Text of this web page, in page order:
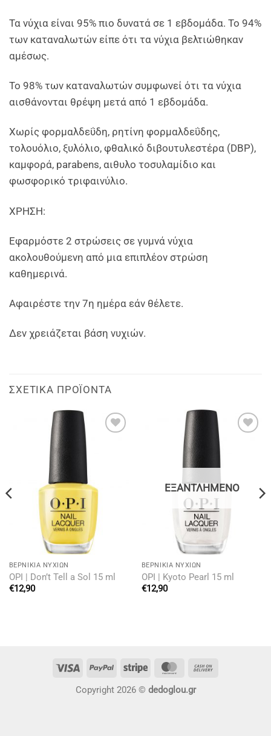
Τα νύχια είναι 95% πιο δυνατά σε 1 εβδομάδα. Το 94%
των καταναλωτών είπε ότι τα νύχια βελτιώθηκαν
αμέσως.
Το 98% των καταναλωτών συμφωνεί ότι τα νύχια
αισθάνονται θρέψη μετά από 1 εβδομάδα.
Χωρίς φορμαλδεΰδη, ρητίνη φορμαλδεΰδης,
τολουόλιο, ξυλόλιο, φθαλικό διβουτυλεστέρα (DBP),
καμφορά, parabens, αιθυλο τοσυλαμίδιο και
φωσφορικό τριφαινύλιο.
ΧΡΗΣΗ:
Εφαρμόστε 2 στρώσεις σε γυμνά νύχια
ακολουθούμενη από μια επιπλέον στρώση
καθημερινά.
Αφαιρέστε την 7η ημέρα εάν θέλετε.
Δεν χρειάζεται βάση νυχιών.
ΣΧΕΤΙΚΆ ΠΡΟΪΌΝΤΑ
BΕΡΝΊΚΙΑ ΝΥΧΙΏΝ
OPI | Don’t Tell a Sol 15 ml
€12,90
ΕΞΑΝΤΛΗΜΈΝΟ
BΕΡΝΊΚΙΑ ΝΥΧΙΏΝ
OPI | Kyoto Pearl 15 ml
€12,90
Visa PayPal Stripe MasterCard
Copyright 2026 © dedoglou.gr